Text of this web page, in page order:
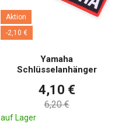
Aktion
-2,10 €
Yamaha
Schlüsselanhänger
4,10 €
6,20 €
auf Lager